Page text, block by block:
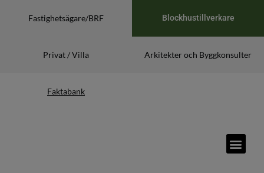
Fastighetsägare/BRF Blockhustillverkare
Privat / Villa Arkitekter och Byggkonsulter
Faktabank